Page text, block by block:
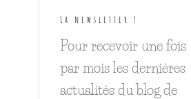
La newsletter !
Pour recevoir une fois
par mois les dernières
actualités du blog de